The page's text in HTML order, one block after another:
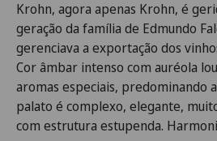
Krohn, agora apenas Krohn, é
geração da família de Edmundo
gerenciava a exportação dos
Cor âmbar intenso com auréola
aromas especiais, predominando
palato é complexo, elegante,
com estrutura estupenda.